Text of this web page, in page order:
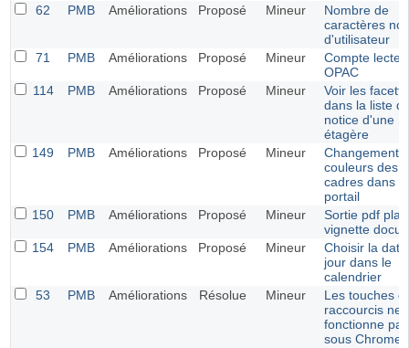
62
PMB Améliorations Proposé Mineur
Nombre de
caractères
d'utilisateur
71
PMB Améliorations Proposé Mineur
Compte
OPAC
114
PMB Améliorations Proposé Mineur
Voir les
dans la liste
notice d'une
étagère
149
PMB Améliorations Proposé Mineur
Changement
couleurs des
cadres dans le
portail
150
PMB Améliorations Proposé Mineur
Sortie pdf
vignette
154
PMB Améliorations Proposé Mineur
Choisir la
jour dans le
calendrier
53
PMB Améliorations Résolue Mineur
Les touches
raccourcis ne
fonctionne pas
sous Chrome